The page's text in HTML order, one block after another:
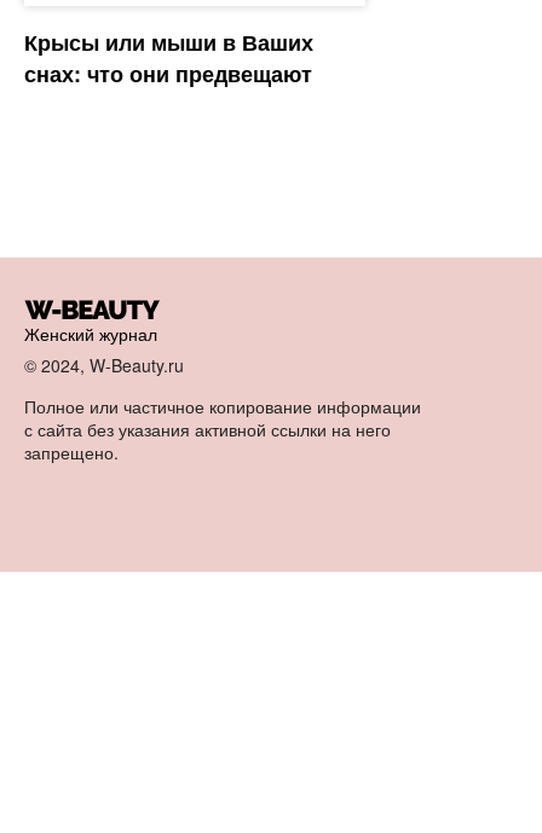
Крысы или мыши в Ваших
снах: что они предвещают
Женский журнал
© 2024, W-Beauty.ru
Полное или частичное копирование информации
с сайта без указания активной ссылки на него
запрещено.